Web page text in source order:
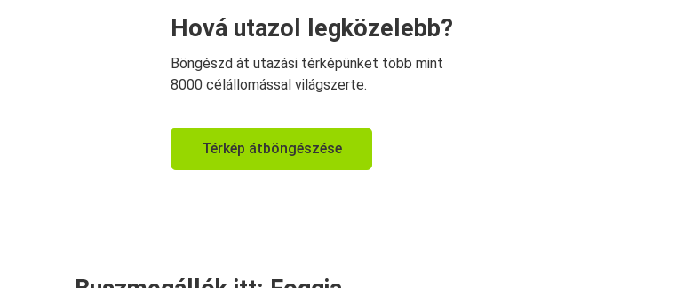
Hová utazol legközelebb?
Böngészd át utazási térképünket több mint
8000 célállomással világszerte.
Térkép átböngészése